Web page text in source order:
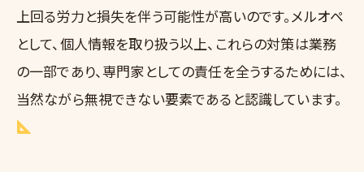
上回る労力と損失を伴う可能性が高いのです。メルオペ
として、個人情報を取り扱う以上、これらの対策は業務
の一部であり、専門家としての責任を全うするためには、
当然ながら無視できない要素であると認識しています。